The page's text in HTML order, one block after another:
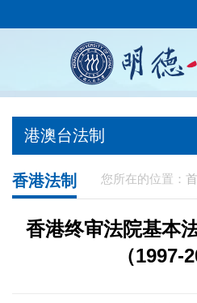
港澳台法制
您所在的位置：
香港法制
香港终审法院基本
（1997-